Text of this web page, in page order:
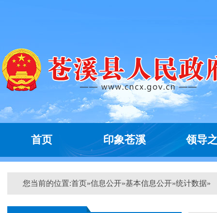
首页 印象苍溪 领导
您当前的位置:首页»信息公开»基本信息公开»统计数据»